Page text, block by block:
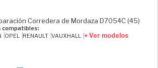
Corredera de Mordaza D7054C (45)
compatibles:
OPEL RENAULT VAUXHALL + Ver modelos